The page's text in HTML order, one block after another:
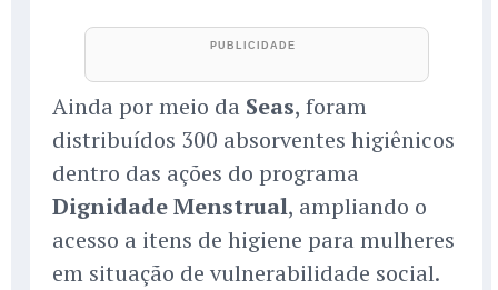
Ainda por meio da Seas, foram
distribuídos 300 absorventes higiênicos
dentro das ações do programa
Dignidade Menstrual, ampliando o
acesso a itens de higiene para mulheres
em situação de vulnerabilidade social.